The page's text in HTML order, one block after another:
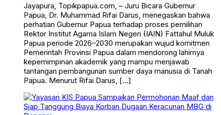
Jayapura, Topikpapua.com, – Juru Bicara Gubernur
Papua, Dr. Muhammad Rifai Darus, menegaskan bahwa
perhatian Gubernur Papua terhadap proses pemilihan
Rektor Institut Agama Islam Negeri (IAIN) Fattahul Muluk
Papua periode 2026–2030 merupakan wujud komitmen
Pemerintah Provinsi Papua dalam mendorong lahirnya
kepemimpinan akademik yang mampu menjawab
tantangan pembangunan sumber daya manusia di Tanah
Papua. Menurut Rifai Darus, […]